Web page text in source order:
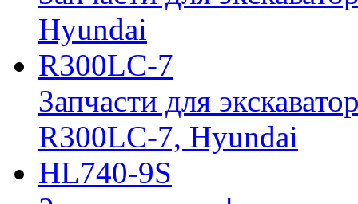
Hyundai
R300LC-7
Запчасти для
R300LC-7, Hyundai
HL740-9S